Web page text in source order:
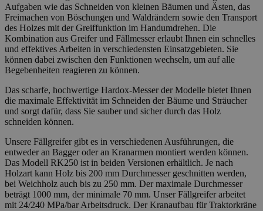
Aufgaben wie das Schneiden von kleinen Bäumen und Ästen, das
Freimachen von Böschungen und Waldrändern sowie den Transport
des Holzes mit der Greiffunktion im Handumdrehen. Die
Kombination aus Greifer und Fällmesser erlaubt Ihnen ein schnelles
und effektives Arbeiten in verschiedensten Einsatzgebieten. Sie
können dabei zwischen den Funktionen wechseln, um auf alle
Begebenheiten reagieren zu können.
Das scharfe, hochwertige Hardox-Messer der Modelle bietet Ihnen
die maximale Effektivität im Schneiden der Bäume und Sträucher
und sorgt dafür, dass Sie sauber und sicher durch das Holz
schneiden können.
Unsere Fällgreifer gibt es in verschiedenen Ausführungen, die
entweder an Bagger oder an Kranarmen montiert werden können.
Das Modell RK250 ist in beiden Versionen erhältlich. Je nach
Holzart kann Holz bis 200 mm Durchmesser geschnitten werden,
bei Weichholz auch bis zu 250 mm. Der maximale Durchmesser
beträgt 1000 mm, der minimale 70 mm. Unser Fällgreifer arbeitet
mit 24/240 MPa/bar Arbeitsdruck. Der Kranaufbau für Traktorkräne